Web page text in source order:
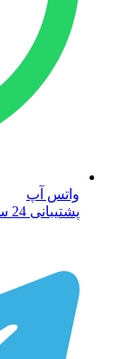
واتس آپ
پشتیبانی 24 ساعته 7 روز هفته